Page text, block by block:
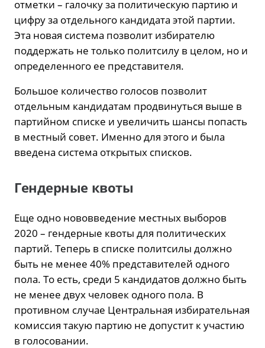
отметки – галочку за политическую партию и
цифру за отдельного кандидата этой партии.
Эта новая система позволит избирателю
поддержать не только политсилу в целом, но и
определенного ее представителя.
Большое количество голосов позволит
отдельным кандидатам продвинуться выше в
партийном списке и увеличить шансы попасть
в местный совет. Именно для этого и была
введена система открытых списков.
Гендерные квоты
Еще одно нововведение местных выборов
2020 – гендерные квоты для политических
партий. Теперь в списке политсилы должно
быть не менее 40% представителей одного
пола. То есть, среди 5 кандидатов должно быть
не менее двух человек одного пола. В
противном случае Центральная избирательная
комиссия такую партию не допустит к участию
в голосовании.